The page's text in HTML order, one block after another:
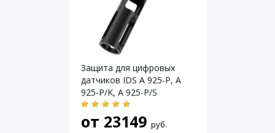
Защита для цифровых
датчиков IDS A 925-P, A
925-P/K, A 925-P/S
от 23149 руб.